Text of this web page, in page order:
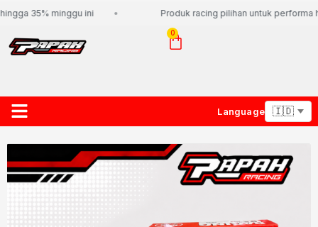
35% minggu ini Produk racing pilihan untuk performa
0
Language